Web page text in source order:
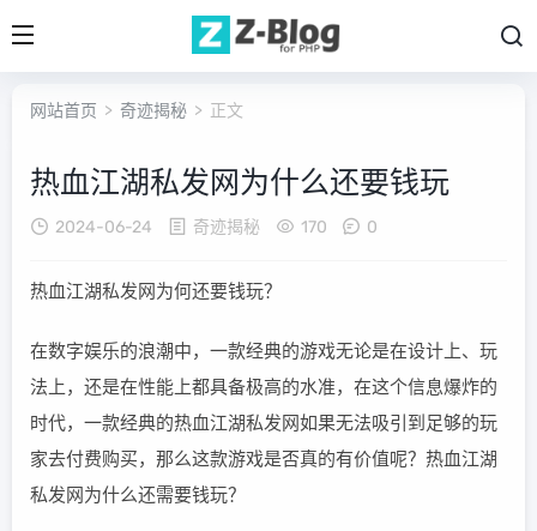
网站首页 > 奇迹揭秘 > 正文
热血江湖私发网为什么还要钱玩
2024-06-24 奇迹揭秘 170 0
热血江湖私发网为何还要钱玩？
在数字娱乐的浪潮中，一款经典的游戏无论是在设计上、玩
法上，还是在性能上都具备极高的水准，在这个信息爆炸的
时代，一款经典的热血江湖私发网如果无法吸引到足够的玩
家去付费购买，那么这款游戏是否真的有价值呢？热血江湖
私发网为什么还需要钱玩？